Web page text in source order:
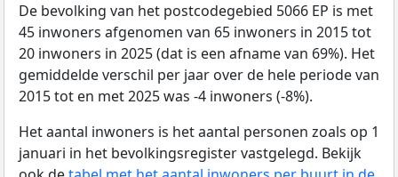
De bevolking van het postcodegebied 5066 EP is met
45 inwoners afgenomen van 65 inwoners in 2015 tot
20 inwoners in 2025 (dat is een afname van 69%). Het
gemiddelde verschil per jaar over de hele periode van
2015 tot en met 2025 was -4 inwoners (-8%).
Het aantal inwoners is het aantal personen zoals op 1
januari in het bevolkingsregister vastgelegd. Bekijk